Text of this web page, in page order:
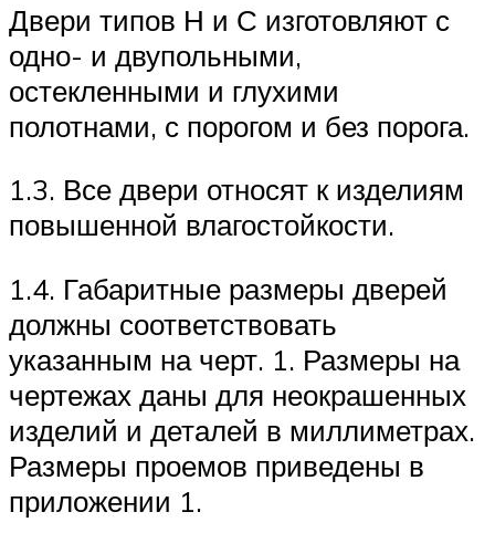
Двери типов Н и С изготовляют с
одно- и двупольными,
остекленными и глухими
полотнами, с порогом и без порога.
1.3. Все двери относят к изделиям
повышенной влагостойкости.
1.4. Габаритные размеры дверей
должны соответствовать
указанным на черт. 1. Размеры на
чертежах даны для неокрашенных
изделий и деталей в миллиметрах.
Размеры проемов приведены в
приложении 1.